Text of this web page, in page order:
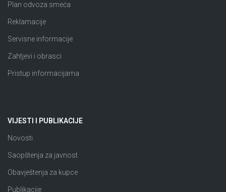
Plan odvoza smeća
Reklamacije
Servisne informacije
Zahtjevi i obrasci
Pristup informacijama
VIJESTI I PUBLIKACIJE
Novosti
Saopštenja za javnost
Obavještenja za kupce
Publikacije